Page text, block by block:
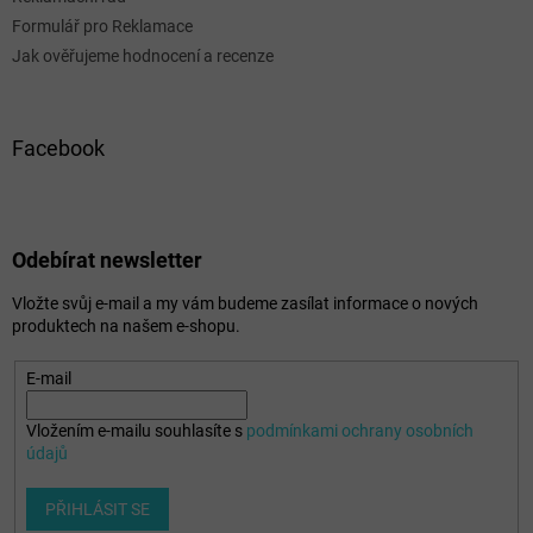
Formulář pro Reklamace
Jak ověřujeme hodnocení a recenze
Facebook
Odebírat newsletter
Vložte svůj e-mail a my vám budeme zasílat informace o nových
produktech na našem e-shopu.
E-mail
Vložením e-mailu souhlasíte s podmínkami ochrany osobních
údajů
PŘIHLÁSIT SE